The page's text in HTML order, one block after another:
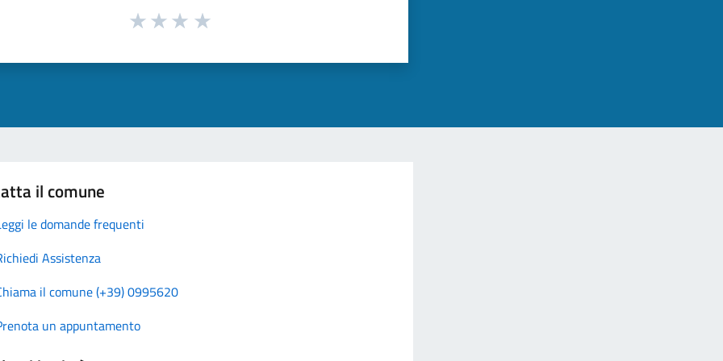
il comune
le domande frequenti
Assistenza
il comune (+39) 0995620
un appuntamento